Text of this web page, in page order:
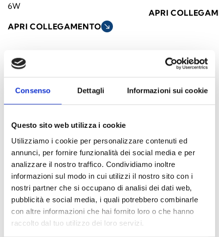
Consenso Dettagli Informazioni sui cookie
Questo sito web utilizza i cookie
Utilizziamo i cookie per personalizzare contenuti ed
annunci, per fornire funzionalità dei social media e per
analizzare il nostro traffico. Condividiamo inoltre
informazioni sul modo in cui utilizzi il nostro sito con i
nostri partner che si occupano di analisi dei dati web,
pubblicità e social media, i quali potrebbero combinarle
con altre informazioni che hai fornito loro o che hanno
raccolto dal tuo utilizzo dei loro servizi.
6W
APRI COLLEGAMENTO south_east
APRI
I diffusori sospesi da soffitto sono progettati
per offrire una diffusione sonora uniforme in
ambienti con soffitti alti o spazi ampi. Ideali
per applicazioni in edifici commerciali, aree
industriali, centri sportivi e spazi pubblici,
combinano un design elegante con
prestazioni audio affidabili.